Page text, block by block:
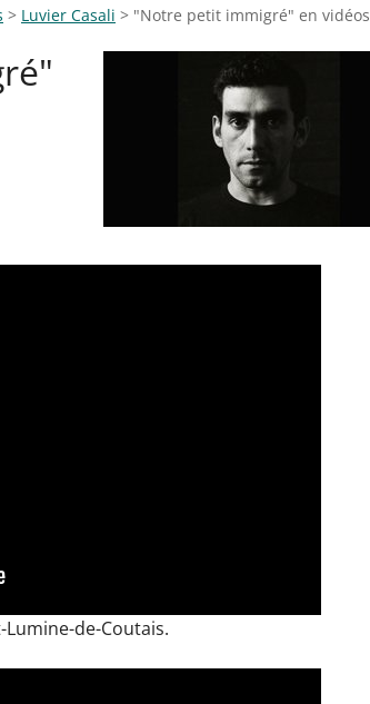
> Luvier Casali > "Notre petit immigré" en vidéos
de-Coutais.